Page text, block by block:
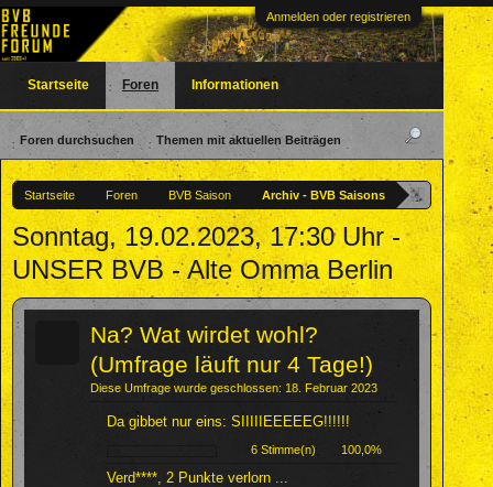
Anmelden oder registrieren
Startseite Foren BVB Saison Archiv - BVB Saisons
Sonntag, 19.02.2023, 17:30 Uhr -
UNSER BVB - Alte Omma Berlin
Na? Wat wirdet wohl?
(Umfrage läuft nur 4 Tage!)
Diese Umfrage wurde geschlossen: 18. Februar 2023
Da gibbet nur eins: SIIIIIEEEEEG!!!!!!
6 Stimme(n) 100,0%
Verd****, 2 Punkte verlorn ...
Startseite Foren
Foren durchsuchen Themen mit aktuellen Beiträgen
Informationen